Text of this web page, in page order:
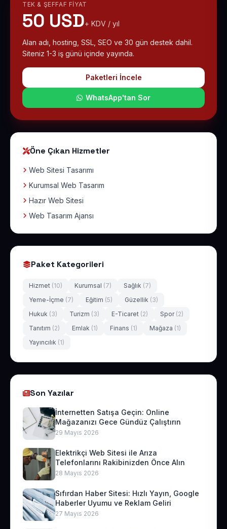
TEK & ŞEFFAF FIYAT
50 USD+ KDV / yıl
Alan adı, hosting, SSL, SEO ve 30 gün destek dahil.
Siteniz 1-3 iş günü içinde yayında.
Paketleri İncele
WhatsApp'tan Sor
Öne Çıkan Hizmetler
Web Sitesi Tasarımı
Kurumsal Web Tasarım
Hazır Web Sitesi
Web Tasarım Ajansı
Paket Kategorileri
Hizmet (10) Kurumsal (7) Sağlık (7)
Yeme-İçme (7) Eğitim (5) Güzellik (3)
Hukuk (3) Turizm (3) E-Ticaret (2) Spor (2)
Tanıtım (2) Emlak (1) Finans (1) Mağaza (1)
Yayıncılık (1)
Son Yazılar
İnternetten Satışa Geçin: Online
Mağazanızı Gece Gündüz Çalıştırın
29 Mayıs 2026
Elektrikçi Web Sitesi ile Arıza
Telefonlarını Rakibinizden Önce Alın
28 Mayıs 2026
Sıfırdan Haber Sitesi: Hızlı Yayın, Google
Haberler Uyumu ve Reklam Geliri
27 Mayıs 2026